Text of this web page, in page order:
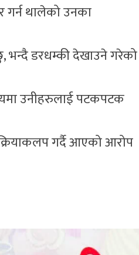
गर्न थालेको उनका
डरधम्की देखाउने गरेको
उनीहरुलाई पटकपटक
गर्दै आएको आरोप